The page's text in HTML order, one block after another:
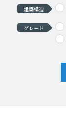
建築構造
グレード